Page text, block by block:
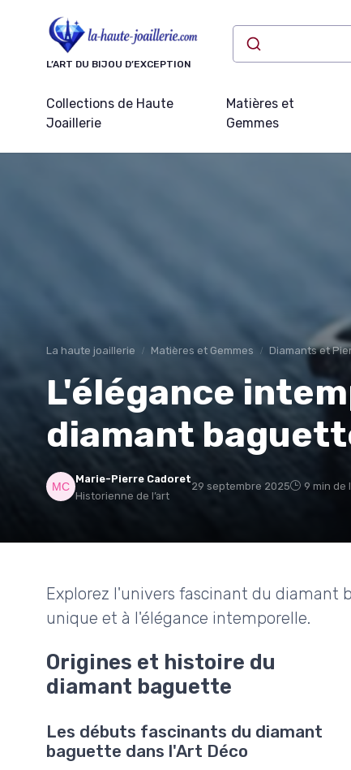
L’ART DU BIJOU D’EXCEPTION
Collections de Haute
Joaillerie
Matières et
Gemmes
La haute joaillerie Matières et Gemmes Diamants et
L'élégance
diamant
Marie-Pierre Cadoret
Historienne de l’art
29 septembre 2025 9 min de
Explorez l'univers fascinant du diamant
unique et à l'élégance intemporelle.
Origines et histoire du
diamant baguette
Les débuts fascinants du diamant
baguette dans l'Art Déco